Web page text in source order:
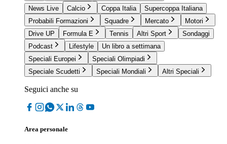
News Live
Calcio Coppa Italia
Supercoppa Italiana
Probabili Formazioni
Squadre Mercato
Motori
Drive UP
Formula E Tennis Altri Sport
Sondaggi
Podcast
Lifestyle
Un libro a settimana
Speciali Europei
Speciali Olimpiadi
Speciale Scudetti
Speciali Mondiali Altri Speciali
Seguici anche su
Area personale